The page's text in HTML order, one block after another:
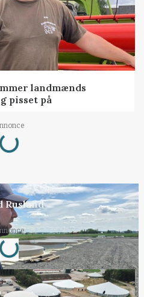
landmænds
pisset på
Rusland